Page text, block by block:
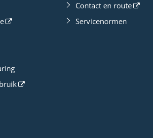
Contact en route
Servicenormen